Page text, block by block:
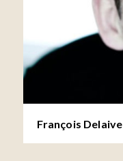
François Delaive